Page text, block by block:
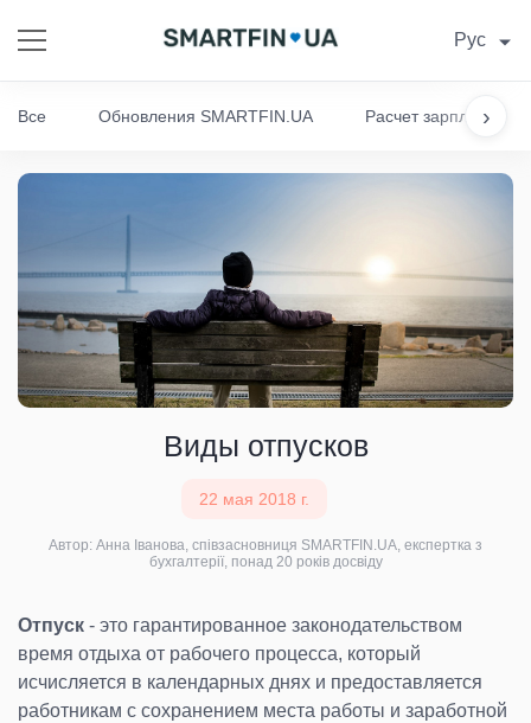
Рус
›
Все Обновления SMARTFIN.UA Расчет зарплаты
Виды отпусков
22 мая 2018 г.
Автор: Анна Іванова, співзасновниця SMARTFIN.UA, експертка з
бухгалтерії, понад 20 років досвіду
Отпуск - это гарантированное законодательством
время отдыха от рабочего процесса, который
исчисляется в календарных днях и предоставляется
работникам с сохранением места работы и заработной